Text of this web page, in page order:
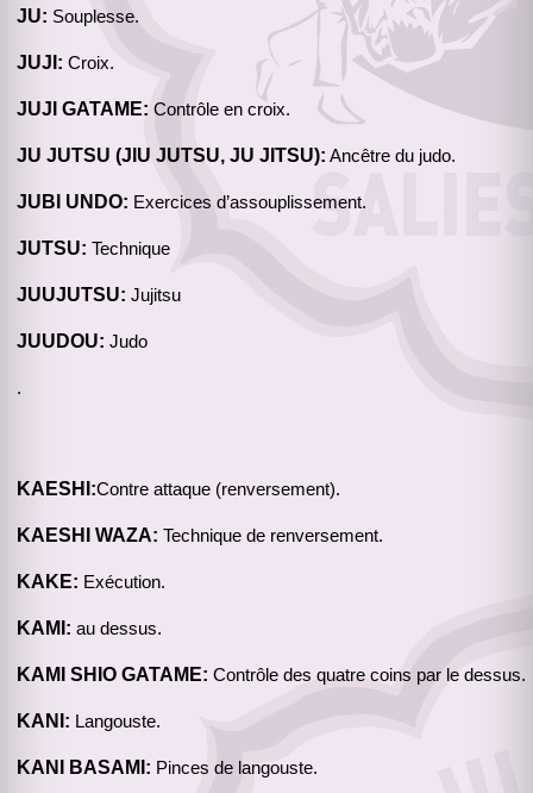
JU: Souplesse.
JUJI: Croix.
JUJI GATAME: Contrôle en croix.
JU JUTSU (JIU JUTSU, JU JITSU): Ancêtre du judo.
JUBI UNDO: Exercices d’assouplissement.
JUTSU: Technique
JUUJUTSU: Jujitsu
JUUDOU: Judo
.
KAESHI:Contre attaque (renversement).
KAESHI WAZA: Technique de renversement.
KAKE: Exécution.
KAMI: au dessus.
KAMI SHIO GATAME: Contrôle des quatre coins par le dessus.
KANI: Langouste.
KANI BASAMI: Pinces de langouste.